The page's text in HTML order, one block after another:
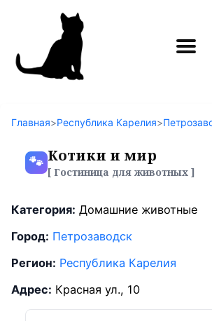
Поиск
Главная>Республика Карелия>
🐾 Котики и мир
[ Гостиница для животных ]
Категория: Домашние животные
Город: Петрозаводск
Регион: Республика Карелия
Адрес: Красная ул., 10